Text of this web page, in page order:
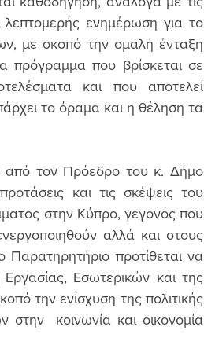
λεπτομερής ενημέρωση για το
με σκοπό την ομαλή ένταξη
πρόγραμμα που βρίσκεται σε
και που αποτελεί
το όραμα και η θέληση τα
από τον Πρόεδρο του κ. Δήμο
και τις σκέψεις του
στην Κύπρο, γεγονός που
αλλά και στους
Παρατηρητήριο προτίθεται να
Εσωτερικών και της
την ενίσχυση της πολιτικής
κοινωνία και οικονομία